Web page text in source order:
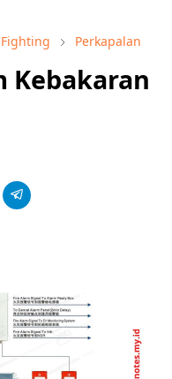
Perkapalan
Kebakaran